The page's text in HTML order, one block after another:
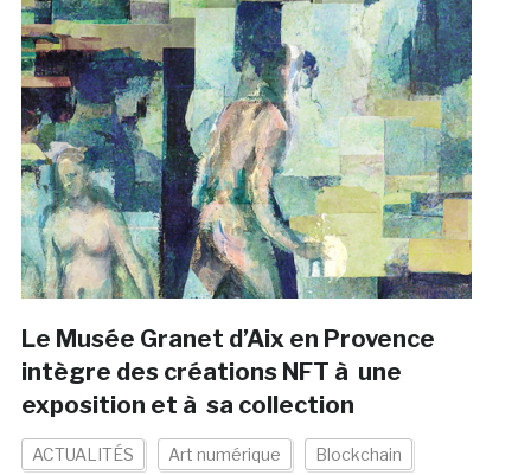
Le Musée Granet d’Aix en Provence
intègre des créations NFT à une
exposition et à sa collection
ACTUALITÉS Art numérique Blockchain